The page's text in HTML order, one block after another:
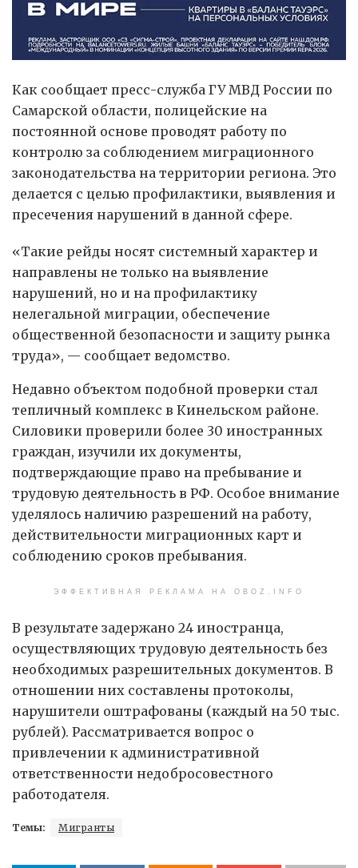
Как сообщает пресс-служба ГУ МВД России по
Самарской области, полицейские на
постоянной основе проводят работу по
контролю за соблюдением миграционного
законодательства на территории региона. Это
делается с целью профилактики, выявления и
пресечения нарушений в данной сфере.
«Такие рейды носят системный характер и
направлены не только на выявление
нарушений, но и на профилактику
нелегальной миграции, обеспечение
общественной безопасности и защиту рынка
труда», — сообщает ведомство.
Недавно объектом подобной проверки стал
тепличный комплекс в Кинельском районе.
Силовики проверили более 30 иностранных
граждан, изучили их документы,
подтверждающие право на пребывание и
трудовую деятельность в РФ. Особое внимание
уделялось наличию разрешений на работу,
действительности миграционных карт и
соблюдению сроков пребывания.
ЭФФЕКТИВНАЯ РЕКЛАМА НА OBOZ.INFO
В результате задержано 24 иностранца,
осуществляющих трудовую деятельность без
необходимых разрешительных документов. В
отношении них составлены протоколы,
нарушители оштрафованы (каждый на 50 тыс.
рублей). Рассматривается вопрос о
привлечении к административной
ответственности недобросовестного
работодателя.
Темы: Мигранты